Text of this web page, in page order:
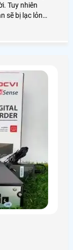
sẽ bị lạc lỏng,